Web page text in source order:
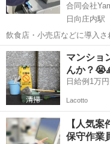
合同会社
日向庄内駅
飲食店・小売店などに導入
ニュアル完備で未経験でも
とう」が直接もらえるお仕事です！ ✅ お仕事内容 店
れたモバイル...
宮崎 都城市
マンショ
んか？
Lacotto
【人気
保守作業